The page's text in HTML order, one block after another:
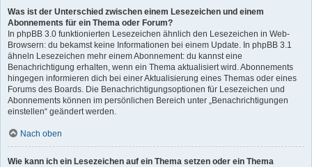
Was ist der Unterschied zwischen einem Lesezeichen und einem
Abonnements für ein Thema oder Forum?
In phpBB 3.0 funktionierten Lesezeichen ähnlich den Lesezeichen in Web-
Browsern: du bekamst keine Informationen bei einem Update. In phpBB 3.1
ähneln Lesezeichen mehr einem Abonnement: du kannst eine
Benachrichtigung erhalten, wenn ein Thema aktualisiert wird. Abonnements
hingegen informieren dich bei einer Aktualisierung eines Themas oder eines
Forums des Boards. Die Benachrichtigungsoptionen für Lesezeichen und
Abonnements können im persönlichen Bereich unter „Benachrichtigungen
einstellen“ geändert werden.
Nach oben
Wie kann ich ein Lesezeichen auf ein Thema setzen oder ein Thema